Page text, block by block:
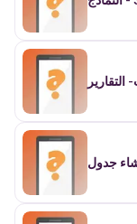
التقارير
جدول